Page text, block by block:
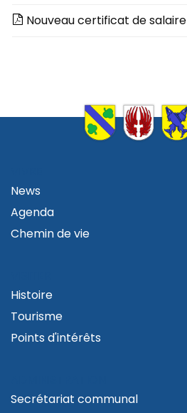
Nouveau certificat de salaire
News
Agenda
Chemin de vie
Histoire
Tourisme
Points d'intérêts
Secrétariat communal